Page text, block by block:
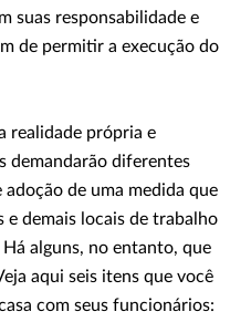
suas responsabilidade e
de permitir a execução do
realidade própria e
demandarão diferentes
de uma medida que
demais locais de trabalho
alguns, no entanto, que
aqui seis itens que você
com seus funcionários: